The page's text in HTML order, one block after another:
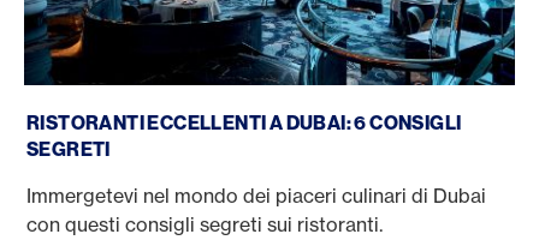
RISTORANTI ECCELLENTI A DUBAI: 6 CONSIGLI
SEGRETI
Immergetevi nel mondo dei piaceri culinari di Dubai
con questi consigli segreti sui ristoranti.